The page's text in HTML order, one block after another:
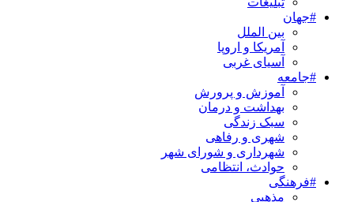
#جهان
بین الملل
آمریکا و اروپا
آسیای غربی
#جامعه
آموزش و پرورش
بهداشت و درمان
سبک زندگی
شهری و رفاهی
شهرداری و شورای شهر
حوادث، انتظامی
#فرهنگی
مذهبی